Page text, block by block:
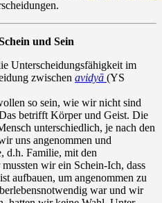
und Sein
Unterscheidungsfähigkeit im
zwischen avidyā (YS
so sein, wie wir nicht sind
betrifft Körper und Geist. Die
unterschiedlich, je nach den
uns angenommen und
d.h. Familie, mit den
wir ein Schein-Ich, dass
aufbauen, um angenommen zu
war und wir